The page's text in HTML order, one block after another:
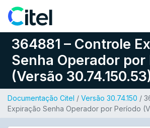
Pular para o conteúdo
364881 – Controle
Senha Operador por
(Versão
Documentação Citel / Versão 30.74.150 /
Expiração Senha Operador por Período